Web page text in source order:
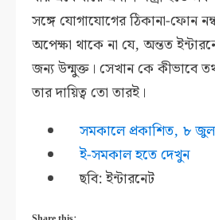
সঙ্গে যোগাযোগের ঠিকানা-ফোন
অপেক্ষা থাকে না যে, অন্তত
জন্য উন্মুক্ত। সেখান কে কীভাবে
তার দায়িত্ব তো তারই।
সমকালে প্রকাশিত, ৮
ই-সমকাল হতে দেখুন
ছবি: ইন্টারনেট